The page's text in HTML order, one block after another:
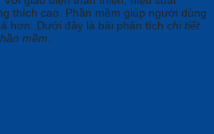
thích cao. Phần mềm giúp người dùng
hơn. Dưới đây là bài phân tích chi tiết
mềm.